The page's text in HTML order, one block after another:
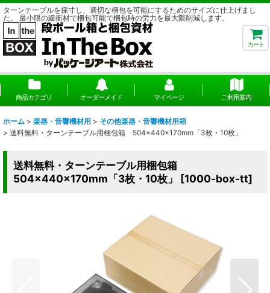
ターンテーブルを採寸し、適切な梱包を可能にするためのサイズに仕上げまし
た。 最小限の緩衝材で梱包可能で梱包時の労力を最大限削減します。
カート
商品カテゴリ オーダーメイド マイページ ご利用案内
ホーム > 楽器・音響機材用 > その他楽器・音響機材用箱
> 送料無料・ターンテーブル用梱包箱 504×440×170mm「3枚・10枚」
送料無料・ターンテーブル用梱包箱
504×440×170mm「3枚・10枚」
[1000-box-tt]